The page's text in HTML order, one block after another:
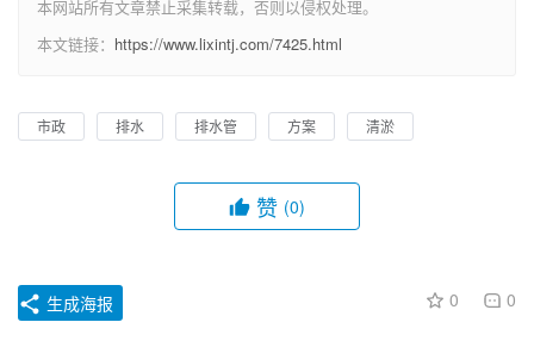
本网站所有文章禁止采集转载，否则以侵权处理。
本文链接： https://www.lixintj.com/7425.html
市政 排水 排水管 方案 清淤
赞 (0)
0 0
生成海报